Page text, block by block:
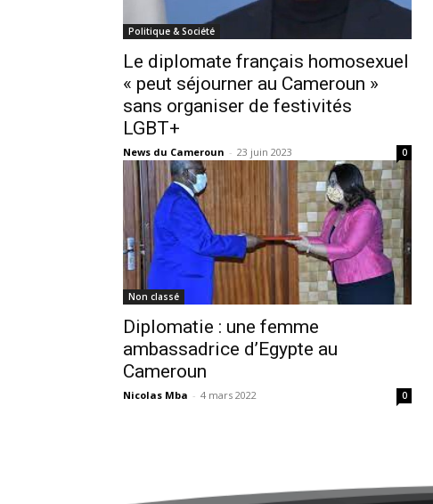
Politique & Société
Le diplomate français homosexuel
« peut séjourner au Cameroun »
sans organiser de festivités
LGBT+
News du Cameroun - 23 juin 2023 0
Non classé
Diplomatie : une femme
ambassadrice d’Egypte au
Cameroun
Nicolas Mba - 4 mars 2022 0